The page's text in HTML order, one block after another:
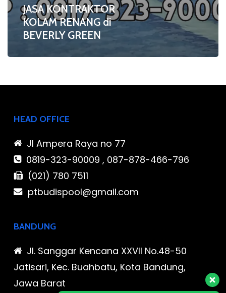
JASA KONTRAKTOR
KOLAM RENANG di
BEVERLY GREEN
HEAD OFFICE
Jl Ampera Raya no 77
0819-323-90009 , 087-878-466-796
(021) 780 7511
ptbudispool@gmail.com
BANDUNG
Jl. Sanggar Kencana XXVII No.48-50
Jatisari, Kec. Buahbatu, Kota Bandung,
Jawa Barat